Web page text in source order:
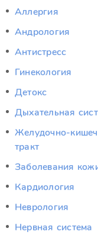
Аллергия
Андрология
Антистресс
Гинекология
Детокс
Дыхательная
Желудочно-
тракт
Заболевания
Кардиология
Неврология
Нервная система